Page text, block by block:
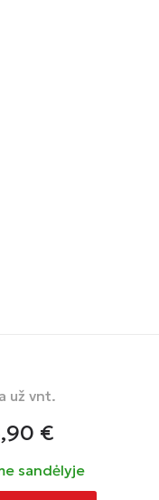
už vnt.
€
sandėlyje